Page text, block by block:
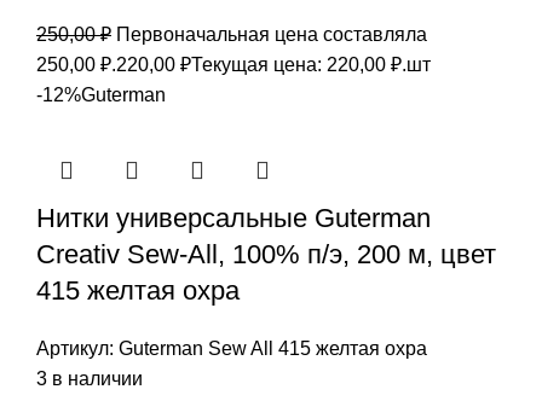
250,00₽ Первоначальная цена составляла
250,00 ₽.220,00 ₽Текущая цена: 220,00 ₽.шт
-12%Guterman
Нитки универсальные Guterman
Creativ Sew-All, 100% п/э, 200 м, цвет
415 желтая охра
Артикул: Guterman Sew All 415 желтая охра
3 в наличии